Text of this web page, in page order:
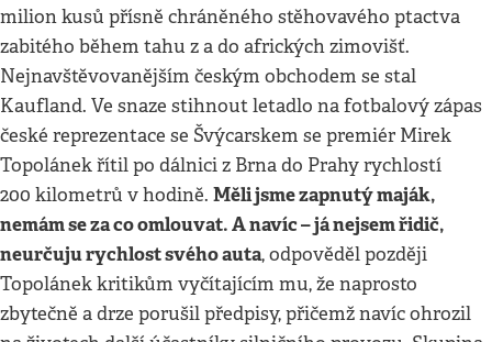
milion kusů přísně chráněného stěhovavého ptactva
zabitého během tahu z a do afrických zimovišť.
Nejnavštěvovanějším českým obchodem se stal
Kaufland. Ve snaze stihnout letadlo na fotbalový zápas
české reprezentace se Švýcarskem se premiér Mirek
Topolánek řítil po dálnici z Brna do Prahy rychlostí
200 kilometrů v hodině. Měli jsme zapnutý maják,
nemám se za co omlouvat. A navíc – já nejsem řidič,
neurčuju rychlost svého auta, odpověděl později
Topolánek kritikům vyčítajícím mu, že naprosto
zbytečně a drze porušil předpisy, přičemž navíc ohrozil